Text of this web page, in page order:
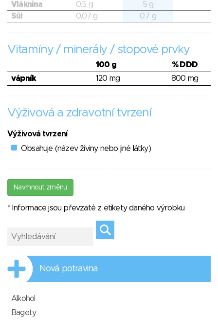
Vláknina
0.5 g
5 g
Sůl
0.07 g 0.7 g
Vitamíny / minerály / stopové prvky
100 g
% DDD
vápník
120 mg 800 mg
Výživová a zdravotní tvrzení
Výživová tvrzení
Obsahuje (název živiny nebo jiné látky)
Navrhnout změnu
* Informace jsou převzaté z etikety daného výrobku
Nová potravina
Alkohol
Bagety